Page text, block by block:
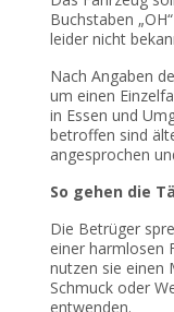
Buchstaben
leider nicht
Nach Angaben
um einen
in Essen und
betroffen sind
angesprochen
So gehen die
Die Betrüger
einer harmlosen
nutzen sie einen
Schmuck oder
entwenden.